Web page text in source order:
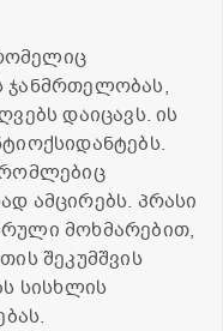
ჯანმრთელობას,
დაიცავს. ის
ამცირებს. პრასი
მოხმარებით,
შეკუმშვის
სისხლის